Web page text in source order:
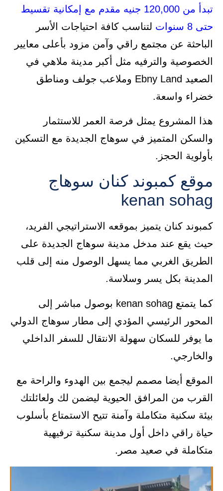
تبدأ من 120,000 جنيه مقدم مع إمكانية تقسيط
حتى 8 سنوات
لتناسب كافة احتياجات الأسر
الباحثة عن مجتمع راقي وآمن مزود بأعلى معايير
الخصوصية والترفيه مثل أكبر مدينة ملاهي في
الصعيد Ebny Land وملاعب جولف ومناطق
خضراء واسعة.
هذا المشروع يمثل فرصة العمر للاستثمار
والسكن المتميز في سوهاج الجديدة مع التسكين
بأولوية الحجز.
موقع كمبوند كنان سوهاج
kenan sohag
كمبوند كنان يتميز بموقعه الاستراتيجي الفريد،
حيث يقع عند مدخل مدينة سوهاج الجديدة على
الطريق الغربي مما يسهل الوصول منه إلى قلب
المدينة بكل يسر وسلاسة.
كما يتمتع kenan sohag بوصول مباشر إلى
المحور الرئيسي المؤدي إلى مطار سوهاج الدولي
ما يوفر للسكان سهولة الانتقال للسفر الداخلي
والخارجي.
الموقع أيضا مصمم ليجمع بين الهدوء والراحة مع
القرب من المرافق الحيوية ليضمن لك ولعائلتك
بيئة سكنية متكاملة وآمنة تتيح الاستمتاع بأسلوب
حياة راقي داخل أول مدينة سكنية ترفيهية
متكاملة في صعيد مصر.